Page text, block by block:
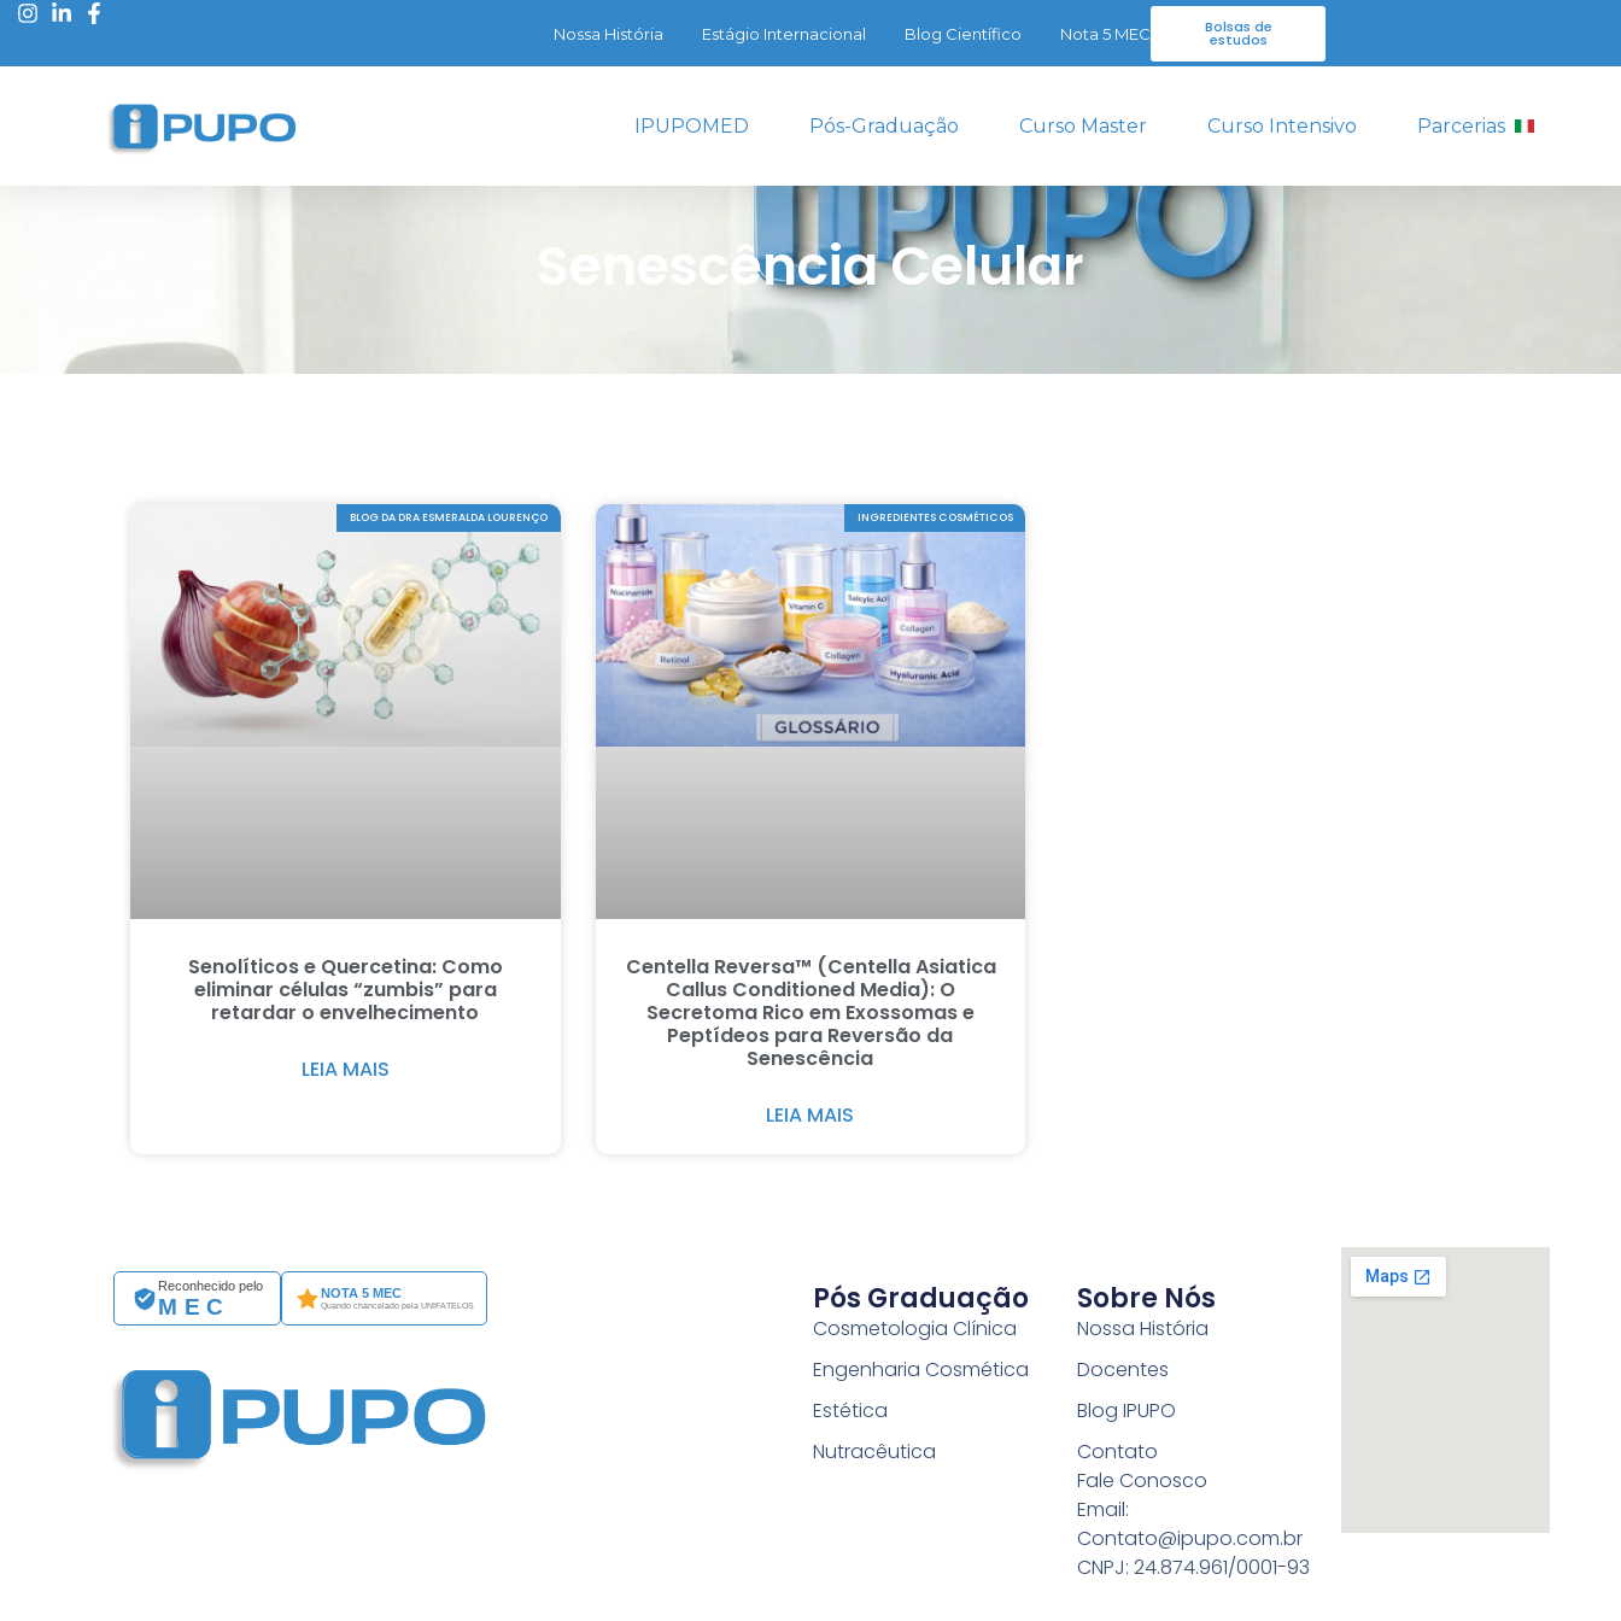
Bolsas de
estudos
Nossa História Estágio Internacional Blog Científico Nota 5 MEC
IPUPOMED Pós-Graduação Curso Master Curso Intensivo Parcerias
Senescência Celular
BLOG DA DRA ESMERALDA LOURENÇO
Senolíticos e Quercetina: Como
eliminar células “zumbis” para
retardar o envelhecimento
LEIA MAIS
INGREDIENTES COSMÉTICOS
Centella Reversa™ (Centella Asiatica
Callus Conditioned Media): O
Secretoma Rico em Exossomas e
Peptídeos para Reversão da
Senescência
LEIA MAIS
Reconhecido pelo
MEC
NOTA 5 MEC
Quando chancelado pela UNIFATELOS Pós Graduação
Cosmetologia Clínica
Engenharia Cosmética
Estética
Nutracêutica
Sobre Nós
Nossa História
Docentes
Blog IPUPO
Contato
Fale Conosco
Email:
Contato@ipupo.com.br
CNPJ: 24.874.961/0001-93